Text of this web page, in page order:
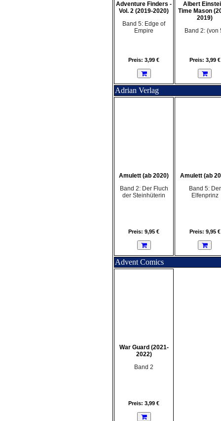
Adventure Finders -
Vol. 2 (2019-2020)
Band 5: Edge of
Empire
Preis: 3,99 €
Albert
Time Mason
2019)
Band 2: (von
Preis: 3,99 €
Adrian Verlag
Amulett (ab 2020)
Band 2: Der Fluch
der Steinhüterin
Preis: 9,95 €
Amulett (ab
Band 5: Der
Elfenprinz
Preis: 9,95 €
Advent Comics
War Guard (2021-
2022)
Band 2
Preis: 3,99 €